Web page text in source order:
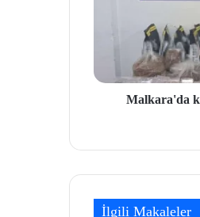
Malkara'da
İlgili Makaleler